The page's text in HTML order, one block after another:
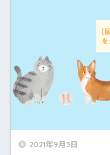
2021年9月3日